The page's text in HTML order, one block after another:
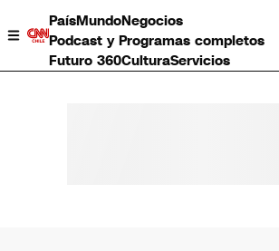
PaísMundoNegocios
Podcast y Programas completos
Futuro 360CulturaServicios